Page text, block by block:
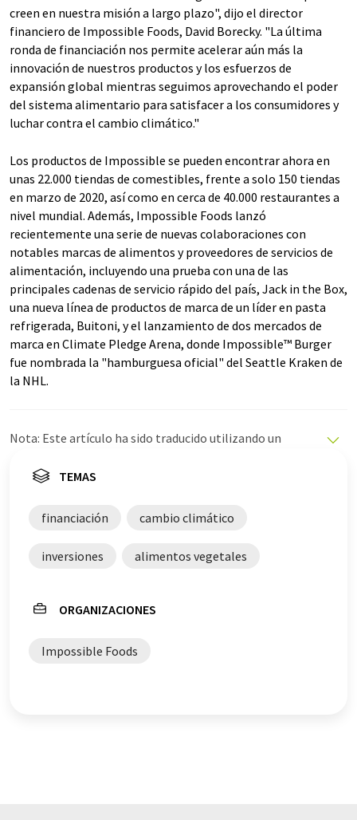
creen en nuestra misión a largo plazo", dijo el director
financiero de Impossible Foods, David Borecky. "La última
ronda de financiación nos permite acelerar aún más la
innovación de nuestros productos y los esfuerzos de
expansión global mientras seguimos aprovechando el poder
del sistema alimentario para satisfacer a los consumidores y
luchar contra el cambio climático."
Los productos de Impossible se pueden encontrar ahora en
unas 22.000 tiendas de comestibles, frente a solo 150 tiendas
en marzo de 2020, así como en cerca de 40.000 restaurantes a
nivel mundial. Además, Impossible Foods lanzó
recientemente una serie de nuevas colaboraciones con
notables marcas de alimentos y proveedores de servicios de
alimentación, incluyendo una prueba con una de las
principales cadenas de servicio rápido del país, Jack in the Box,
una nueva línea de productos de marca de un líder en pasta
refrigerada, Buitoni, y el lanzamiento de dos mercados de
marca en Climate Pledge Arena, donde Impossible™ Burger
fue nombrada la "hamburguesa oficial" del Seattle Kraken de
la NHL.
Nota: Este artículo ha sido traducido utilizando un
ofrece estas traducciones automáticas para presentar
este artículo ha sido traducido con traducción
vocabulario, sintaxis o gramática. El artículo original en
TEMAS
financiación cambio climático
inversiones alimentos vegetales
ORGANIZACIONES
Impossible Foods